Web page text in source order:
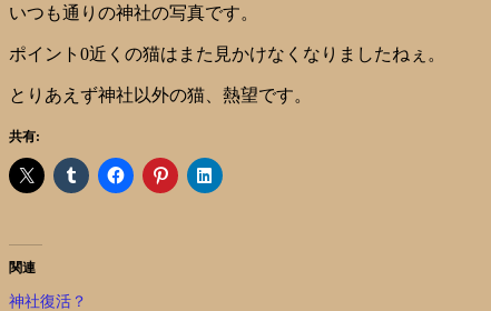
いつも通りの神社の写真です。
ポイント0近くの猫はまた見かけなくなりましたねぇ。
とりあえず神社以外の猫、熱望です。
共有:
関連
神社復活？